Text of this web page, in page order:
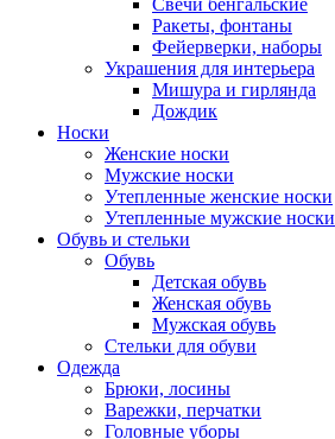
Ракеты, фонтаны
Фейерверки, наборы
Украшения для интерьера
Мишура и гирлянда
Дождик
Носки
Женские носки
Мужские носки
Утепленные женские носки
Утепленные мужские носки
Обувь и стельки
Обувь
Детская обувь
Женская обувь
Мужская обувь
Стельки для обуви
Одежда
Брюки, лосины
Варежки, перчатки
Головные уборы